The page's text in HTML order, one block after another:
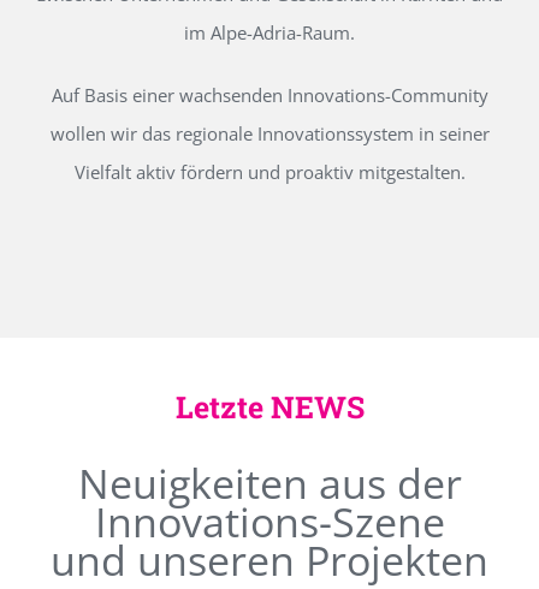
im Alpe-Adria-Raum.
Auf Basis einer wachsenden Innovations-Community
wollen wir das regionale Innovationssystem in seiner
Vielfalt aktiv fördern und proaktiv mitgestalten.
Letzte NEWS
Neuigkeiten aus der
Innovations-Szene
und unseren Projekten